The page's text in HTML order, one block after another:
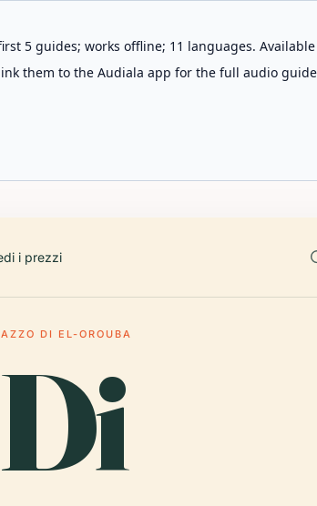
5 guides; works offline; 11 languages.
them to the Audiala app for the full audio
i prezzi
DI EL-OROUBA